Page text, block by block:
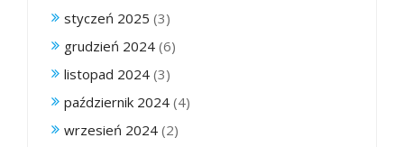
styczeń 2025 (3)
grudzień 2024 (6)
listopad 2024 (3)
październik 2024 (4)
wrzesień 2024 (2)